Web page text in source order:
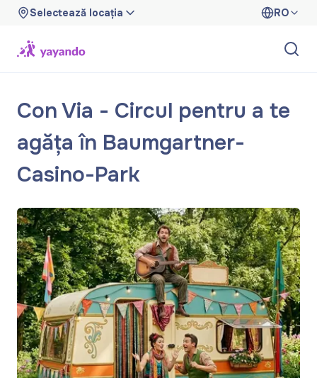
Selectează locația RO
Con Via - Circul pentru a te
agăța în Baumgartner-
Casino-Park